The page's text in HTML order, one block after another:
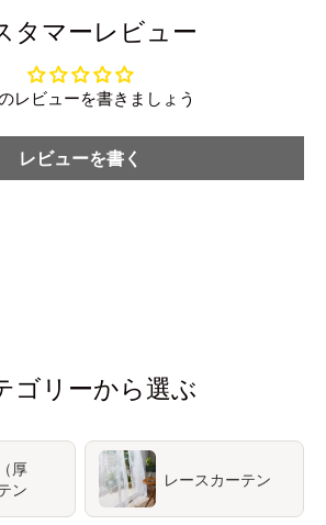
タマーレビュー
レビューを書きましょう
レビューを書く
ゴリーから選ぶ
厚
ン
レースカーテン